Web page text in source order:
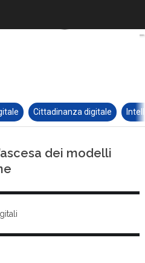
Cittadinanza digitale
dei modelli